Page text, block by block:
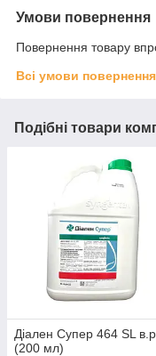
Умови повернення
Повернення товару
Всі умови повернення
Подібні товари
Діален Супер 464 SL
(200 мл)